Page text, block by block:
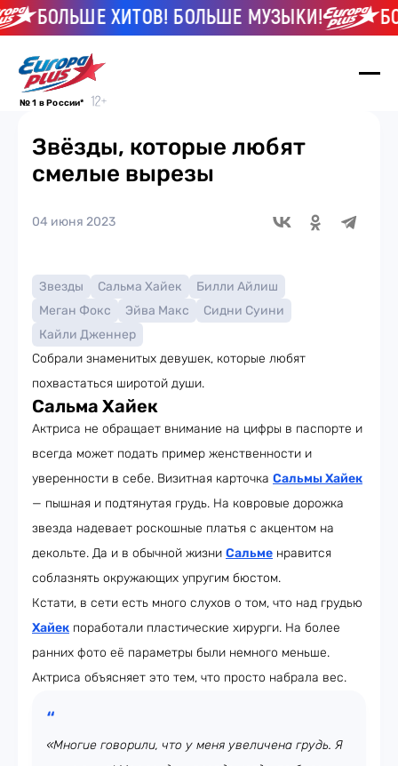
БОЛЬШЕ ХИТОВ! БОЛЬШЕ МУЗЫКИ!
№ 1 в России*
Звёзды, которые любят
смелые вырезы
04 июня 2023
Звезды Сальма Хайек
Билли Айлиш
Меган Фокс
Эйва Макс
Сидни Суини
Кайли Дженнер
Собрали знаменитых девушек, которые любят
похвастаться широтой души.
Сальма Хайек
Актриса не обращает внимание на цифры в паспорте и
всегда может подать пример женственности и
уверенности в себе. Визитная карточка Сальмы Хайек
— пышная и подтянутая грудь. На ковровые дорожка
звезда надевает роскошные платья с акцентом на
декольте. Да и в обычной жизни Сальме нравится
соблазнять окружающих упругим бюстом.
Кстати, в сети есть много слухов о том, что над грудью
Хайек поработали пластические хирурги. На более
ранних фото её параметры были немного меньше.
Актриса объясняет это тем, что просто набрала вес.
«Многие говорили, что у меня увеличена грудь. Я